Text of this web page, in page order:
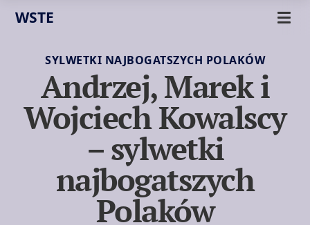
WSTE
SYLWETKI NAJBOGATSZYCH POLAKÓW
Andrzej, Marek i
Wojciech Kowalscy
– sylwetki
najbogatszych
Polaków